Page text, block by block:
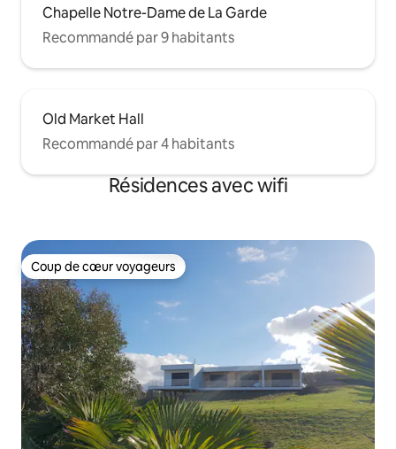
Chapelle Notre-Dame de La Garde
Recommandé par 9 habitants
Old Market Hall
Recommandé par 4 habitants
Résidences avec wifi
Coup de cœur voyageurs
Coup de cœur voyageurs